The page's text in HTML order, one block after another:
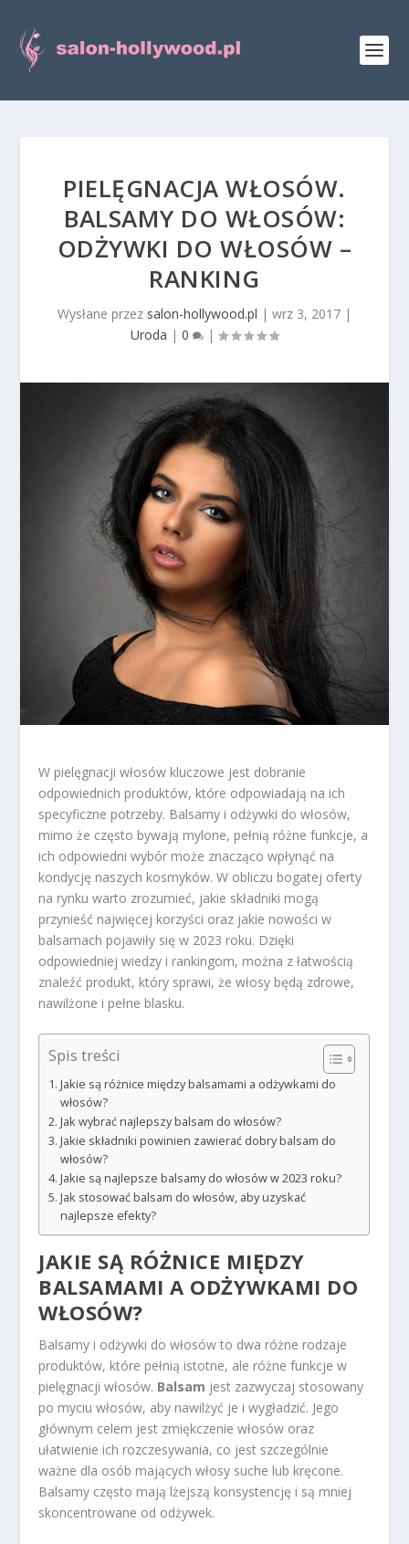
PIELĘGNACJA WŁOSÓW.
BALSAMY DO WŁOSÓW:
ODŻYWKI DO WŁOSÓW –
RANKING
Wysłane przez salon-hollywood.pl | wrz 3, 2017 |
Uroda | 0 |
W pielęgnacji włosów kluczowe jest dobranie
odpowiednich produktów, które odpowiadają na ich
specyficzne potrzeby. Balsamy i odżywki do włosów,
mimo że często bywają mylone, pełnią różne funkcje, a
ich odpowiedni wybór może znacząco wpłynąć na
kondycję naszych kosmyków. W obliczu bogatej oferty
na rynku warto zrozumieć, jakie składniki mogą
przynieść najwięcej korzyści oraz jakie nowości w
balsamach pojawiły się w 2023 roku. Dzięki
odpowiedniej wiedzy i rankingom, można z łatwością
znaleźć produkt, który sprawi, że włosy będą zdrowe,
nawilżone i pełne blasku.
Spis treści
Jakie są różnice między balsamami a odżywkami do
włosów?
Jak wybrać najlepszy balsam do włosów?
Jakie składniki powinien zawierać dobry balsam do
włosów?
Jakie są najlepsze balsamy do włosów w 2023 roku?
Jak stosować balsam do włosów, aby uzyskać
najlepsze efekty?
JAKIE SĄ RÓŻNICE MIĘDZY
BALSAMAMI A ODŻYWKAMI DO
WŁOSÓW?
Balsamy i odżywki do włosów to dwa różne rodzaje
produktów, które pełnią istotne, ale różne funkcje w
pielęgnacji włosów. Balsam jest zazwyczaj stosowany
po myciu włosów, aby nawilżyć je i wygładzić. Jego
głównym celem jest zmiękczenie włosów oraz
ułatwienie ich rozczesywania, co jest szczególnie
ważne dla osób mających włosy suche lub kręcone.
Balsamy często mają lżejszą konsystencję i są mniej
skoncentrowane od odżywek.